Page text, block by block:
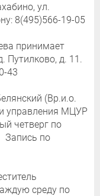
ул.
8(495)566-19-05
принимает
Путилково, д. 11.
43
(Вр.и.о.
управления МЦУР
четверг по
Запись по
среду по